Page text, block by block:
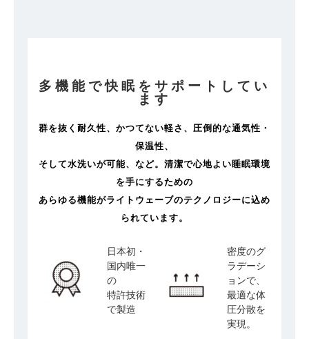
多機能で快眠をサポートしてい
ます
群を抜く耐久性、かつてない軽さ、圧倒的な通気性・
保温性、
そして水洗いが可能、など。清潔で心地よい睡眠環境
を手にするための
あらゆる機能がライトウェーブのテクノロジーに込め
られています。
日本初・
国内唯一
の
特許技術
で製造
密度のグ
ラデーシ
ョンで、
最適な体
圧分散を
実現。